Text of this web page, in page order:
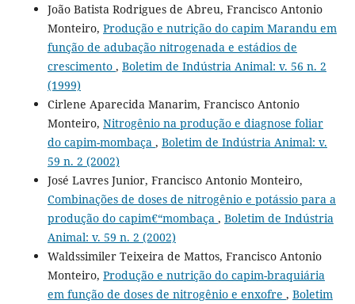
João Batista Rodrigues de Abreu, Francisco Antonio
Monteiro, Produção e nutrição do capim Marandu em
função de adubação nitrogenada e estádios de
crescimento , Boletim de Indústria Animal: v. 56 n. 2
(1999)
Cirlene Aparecida Manarim, Francisco Antonio
Monteiro, Nitrogênio na produção e diagnose foliar
do capim-mombaça , Boletim de Indústria Animal: v.
59 n. 2 (2002)
José Lavres Junior, Francisco Antonio Monteiro,
Combinações de doses de nitrogênio e potássio para a
produção do capim€“mombaça , Boletim de Indústria
Animal: v. 59 n. 2 (2002)
Waldssimiler Teixeira de Mattos, Francisco Antonio
Monteiro, Produção e nutrição do capim-braquiária
em função de doses de nitrogênio e enxofre , Boletim